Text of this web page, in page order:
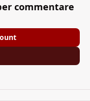
commentare